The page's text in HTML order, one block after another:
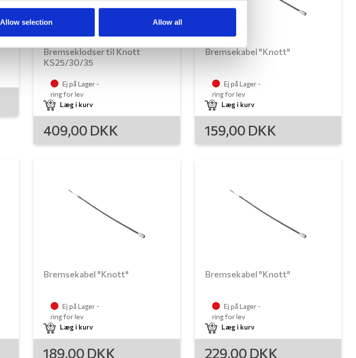
Allow selection Allow all
Bremseklodser til Knott
KS25/30/35
Ej på Lager -
ring for lev
Læg i kurv
409,00 DKK
Bremsekabel "Knott"
Ej på Lager -
ring for lev
Læg i kurv
159,00 DKK
Bremsekabel "Knott"
Ej på Lager -
ring for lev
Læg i kurv
189,00 DKK
Bremsekabel "Knott"
Ej på Lager -
ring for lev
Læg i kurv
229,00 DKK